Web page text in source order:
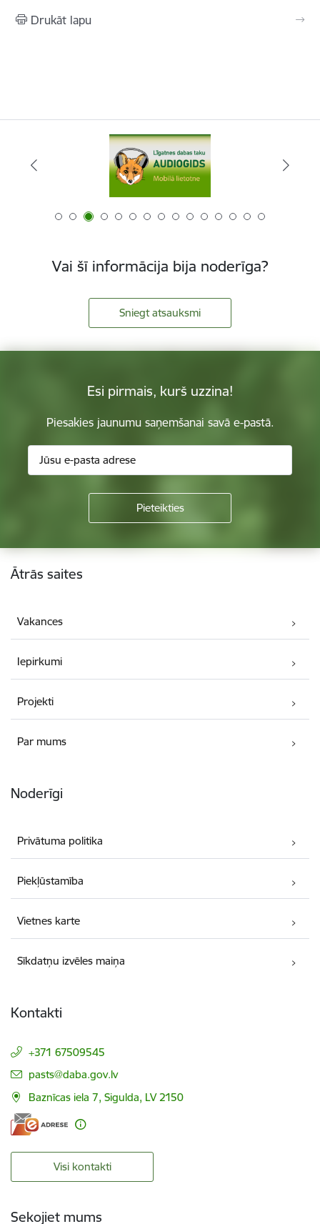
Drukāt lapu
Vai šī informācija bija noderīga?
Sniegt atsauksmi
Esi pirmais, kurš uzzina!
Piesakies jaunumu saņemšanai savā e-pastā.
Kājene
Ātrās saites
Vakances
Iepirkumi
Projekti
Par mums
Noderīgi
Privātuma politika
Piekļūstamība
Vietnes karte
Sīkdatņu izvēles maiņa
Kontakti
+371 67509545
E-pasts:
pasts@daba.gov.lv
Baznīcas iela 7, Sigulda, LV 2150
Visi kontakti
Sekojiet mums